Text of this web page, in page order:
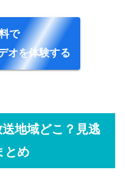
で
オを体験する
地域どこ？見逃
とめ